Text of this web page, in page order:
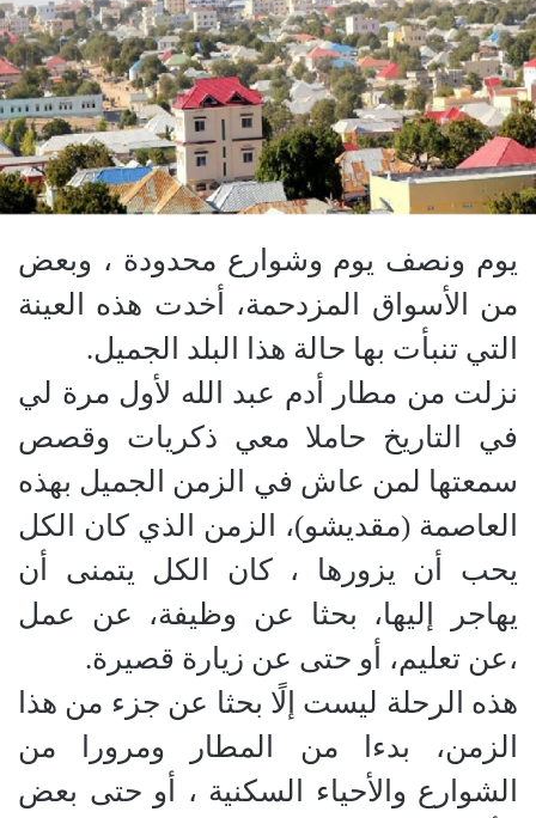
يوم ونصف يوم وشوارع محدودة ، وبعض
من الأسواق المزدحمة، أخدت هذه العينة
التي تنبأت بها حالة هذا البلد الجميل.
نزلت من مطار أدم عبد الله لأول مرة لي
في التاريخ حاملا معي ذكريات وقصص
سمعتها لمن عاش في الزمن الجميل بهذه
العاصمة (مقديشو)، الزمن الذي كان الكل
يحب أن يزورها ، كان الكل يتمنى أن
يهاجر إليها، بحثا عن وظيفة، عن عمل
،عن تعليم، أو حتى عن زيارة قصيرة.
هذه الرحلة ليست إلًا بحثا عن جزء من هذا
الزمن، بدءا من المطار ومرورا من
الشوارع والأحياء السكنية ، أو حتى بعض